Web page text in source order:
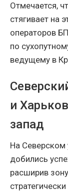
Отмечается,
стягивает на
операторов
по
ведущему в
и
запад
На Северском
добились
расширив